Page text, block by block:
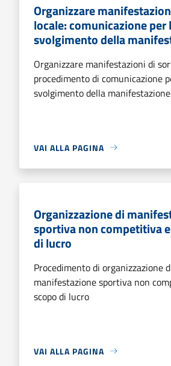
Organizzare
locale: comunicazione per
svolgimento della
Organizzare manifestazioni di
procedimento di comunicazione
svolgimento della manifestazione
VAI ALLA PAGINA
Organizzazione di
sportiva non competitiva
di lucro
Procedimento di organizzazione
manifestazione sportiva non
scopo di lucro
VAI ALLA PAGINA